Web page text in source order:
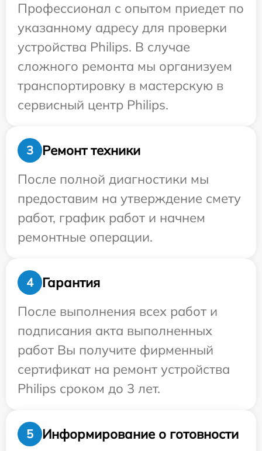
Профессионал с опытом приедет по
указанному адресу для проверки
устройства Philips. В случае
сложного ремонта мы организуем
транспортировку в мастерскую в
сервисный центр Philips.
3
Ремонт техники
После полной диагностики мы
предоставим на утверждение смету
работ, график работ и начнем
ремонтные операции.
4
Гарантия
После выполнения всех работ и
подписания акта выполненных
работ Вы получите фирменный
сертификат на ремонт устройства
Philips сроком до 3 лет.
5
Информирование о готовности